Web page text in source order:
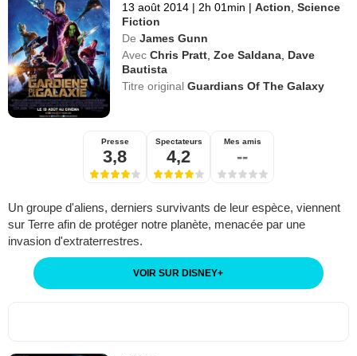
13 août 2014 | 2h 01min | Action,Science
Fiction
De James Gunn
Avec Chris Pratt,Zoe Saldana, Dave
Bautista
Titre originalGuardians Of The Galaxy
Presse
3,8
Spectateurs
4,2
Mes amis
--
Un groupe d'aliens, derniers survivants de leur espèce, viennent
sur Terre afin de protéger notre planète, menacée par une
invasion d'extraterrestres.
VOIR SUR DISNEY+